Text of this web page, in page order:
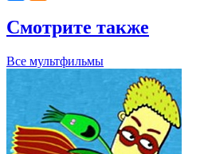
Смотрите также
Все мультфильмы